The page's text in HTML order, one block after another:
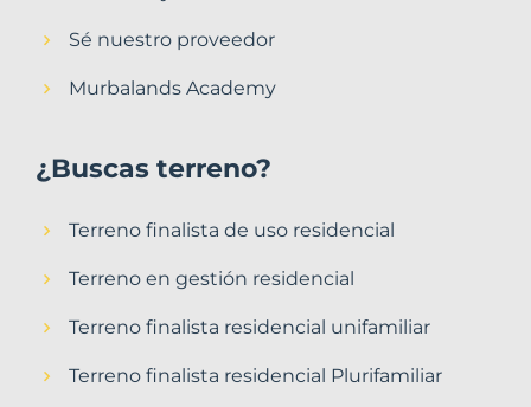
Sé nuestro proveedor
Murbalands Academy
¿Buscas terreno?
Terreno finalista de uso residencial
Terreno en gestión residencial
Terreno finalista residencial unifamiliar
Terreno finalista residencial Plurifamiliar